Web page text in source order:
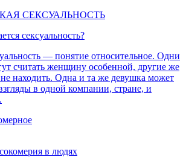
СЕКСУАЛЬНОСТЬ
сексуальность?
— понятие относительное. Одни
считать женщину особенной, другие же
находить. Одна и та же девушка может
в одной компании, стране, и
в людях